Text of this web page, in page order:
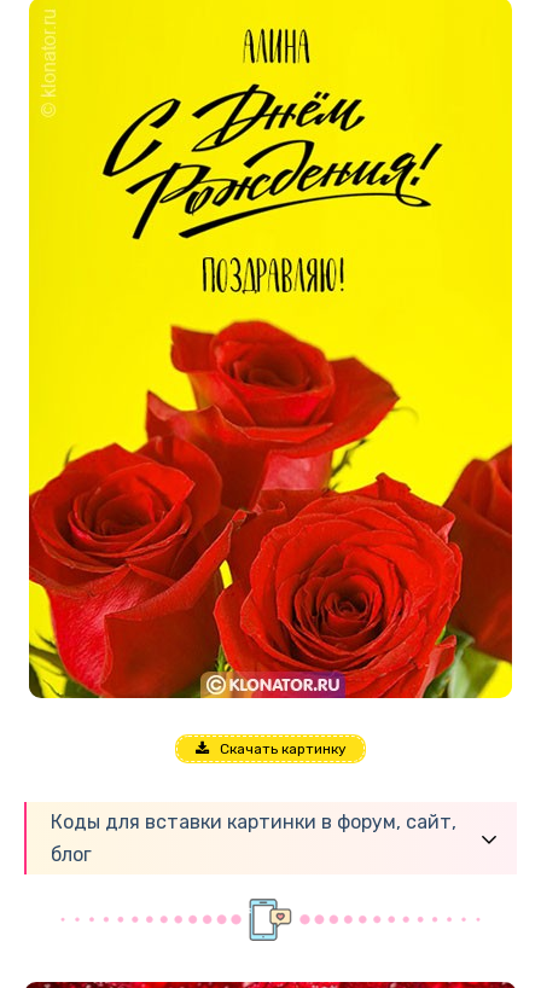
Скачать картинку
Коды для вставки картинки в форум, сайт,
блог